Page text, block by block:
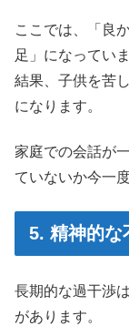
ここでは、「良
足」になっていま
結果、子供を苦
になります。
家庭での会話が
ていないか今一
5. 精神的な
長期的な過干渉
があります。